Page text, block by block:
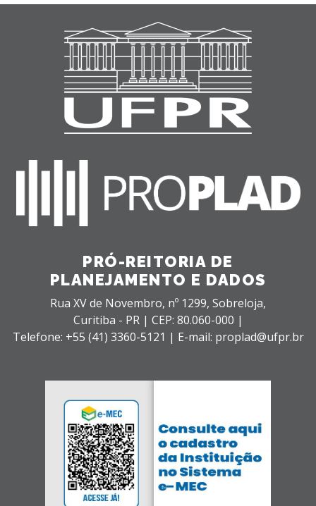
PRÓ-REITORIA DE
PLANEJAMENTO E DADOS
Rua XV de Novembro, nº 1299, Sobreloja,
Curitiba - PR | CEP: 80.060-000 |
Telefone: +55 (41) 3360-5121 | E-mail: proplad@ufpr.br